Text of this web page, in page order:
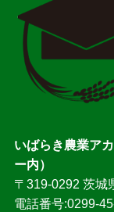
いばらき農業ア
ー内）
〒319-0292 茨城
電話番号:0299-